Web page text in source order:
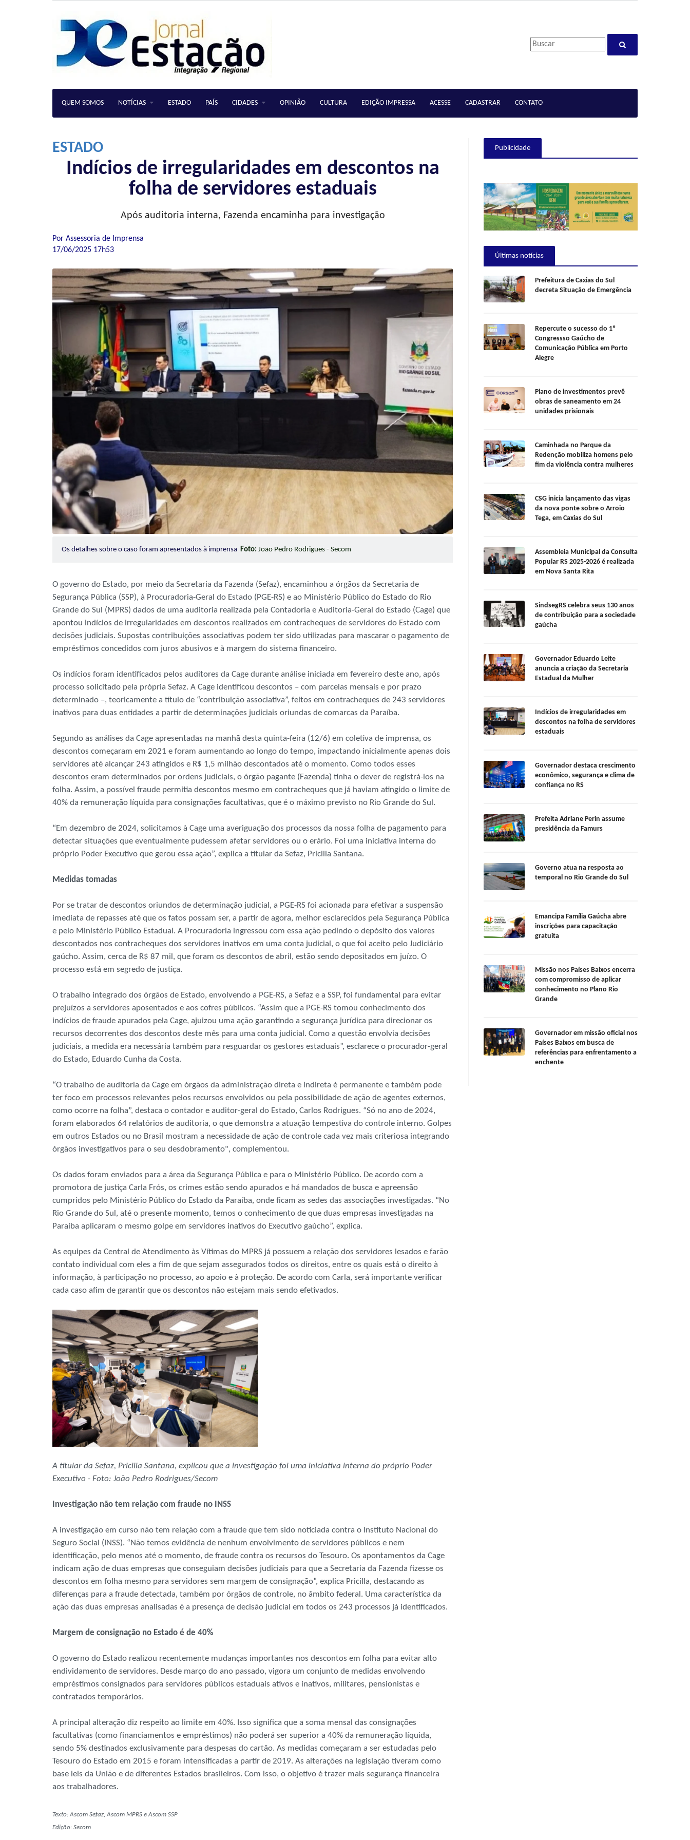
QUEM SOMOS NOTÍCIAS ESTADO PAÍS CIDADES OPINIÃO CULTURA EDIÇÃO IMPRESSA ACESSE CADASTRAR CONTATO
ESTADO
Indícios de irregularidades em descontos na
folha de servidores estaduais
Após auditoria interna, Fazenda encaminha para investigação
Por Assessoria de Imprensa
17/06/2025 17h53
Os detalhes sobre o caso foram apresentados à imprensa Foto: João Pedro Rodrigues - Secom
O governo do Estado, por meio da Secretaria da Fazenda (Sefaz), encaminhou a órgãos da Secretaria de
Segurança Pública (SSP), à Procuradoria-Geral do Estado (PGE-RS) e ao Ministério Público do Estado do Rio
Grande do Sul (MPRS) dados de uma auditoria realizada pela Contadoria e Auditoria-Geral do Estado (Cage) que
apontou indícios de irregularidades em descontos realizados em contracheques de servidores do Estado com
decisões judiciais. Supostas contribuições associativas podem ter sido utilizadas para mascarar o pagamento de
empréstimos concedidos com juros abusivos e à margem do sistema financeiro.
Os indícios foram identificados pelos auditores da Cage durante análise iniciada em fevereiro deste ano, após
processo solicitado pela própria Sefaz. A Cage identificou descontos – com parcelas mensais e por prazo
determinado –, teoricamente a título de “contribuição associativa”, feitos em contracheques de 243 servidores
inativos para duas entidades a partir de determinações judiciais oriundas de comarcas da Paraíba.
Segundo as análises da Cage apresentadas na manhã desta quinta-feira (12/6) em coletiva de imprensa, os
descontos começaram em 2021 e foram aumentando ao longo do tempo, impactando inicialmente apenas dois
servidores até alcançar 243 atingidos e R$ 1,5 milhão descontados até o momento. Como todos esses
descontos eram determinados por ordens judiciais, o órgão pagante (Fazenda) tinha o dever de registrá-los na
folha. Assim, a possível fraude permitia descontos mesmo em contracheques que já haviam atingido o limite de
40% da remuneração líquida para consignações facultativas, que é o máximo previsto no Rio Grande do Sul.
“Em dezembro de 2024, solicitamos à Cage uma averiguação dos processos da nossa folha de pagamento para
detectar situações que eventualmente pudessem afetar servidores ou o erário. Foi uma iniciativa interna do
próprio Poder Executivo que gerou essa ação”, explica a titular da Sefaz, Pricilla Santana.
Medidas tomadas
Por se tratar de descontos oriundos de determinação judicial, a PGE-RS foi acionada para efetivar a suspensão
imediata de repasses até que os fatos possam ser, a partir de agora, melhor esclarecidos pela Segurança Pública
e pelo Ministério Público Estadual. A Procuradoria ingressou com essa ação pedindo o depósito dos valores
descontados nos contracheques dos servidores inativos em uma conta judicial, o que foi aceito pelo Judiciário
gaúcho. Assim, cerca de R$ 87 mil, que foram os descontos de abril, estão sendo depositados em juízo. O
processo está em segredo de justiça.
O trabalho integrado dos órgãos de Estado, envolvendo a PGE-RS, a Sefaz e a SSP, foi fundamental para evitar
prejuízos a servidores aposentados e aos cofres públicos. “Assim que a PGE-RS tomou conhecimento dos
indícios de fraude apurados pela Cage, ajuizou uma ação garantindo a segurança jurídica para direcionar os
recursos decorrentes dos descontos deste mês para uma conta judicial. Como a questão envolvia decisões
judiciais, a medida era necessária também para resguardar os gestores estaduais”, esclarece o procurador-geral
do Estado, Eduardo Cunha da Costa.
“O trabalho de auditoria da Cage em órgãos da administração direta e indireta é permanente e também pode
ter foco em processos relevantes pelos recursos envolvidos ou pela possibilidade de ação de agentes externos,
como ocorre na folha”, destaca o contador e auditor-geral do Estado, Carlos Rodrigues. “Só no ano de 2024,
foram elaborados 64 relatórios de auditoria, o que demonstra a atuação tempestiva do controle interno. Golpes
em outros Estados ou no Brasil mostram a necessidade de ação de controle cada vez mais criteriosa integrando
órgãos investigativos para o seu desdobramento", complementou.
Os dados foram enviados para a área da Segurança Pública e para o Ministério Público. De acordo com a
promotora de justiça Carla Frós, os crimes estão sendo apurados e há mandados de busca e apreensão
cumpridos pelo Ministério Público do Estado da Paraíba, onde ficam as sedes das associações investigadas. “No
Rio Grande do Sul, até o presente momento, temos o conhecimento de que duas empresas investigadas na
Paraíba aplicaram o mesmo golpe em servidores inativos do Executivo gaúcho”, explica.
As equipes da Central de Atendimento às Vítimas do MPRS já possuem a relação dos servidores lesados e farão
contato individual com eles a fim de que sejam assegurados todos os direitos, entre os quais está o direito à
informação, à participação no processo, ao apoio e à proteção. De acordo com Carla, será importante verificar
cada caso afim de garantir que os descontos não estejam mais sendo efetivados.
A titular da Sefaz, Pricilla Santana, explicou que a investigação foi uma iniciativa interna do próprio Poder
Executivo - Foto: João Pedro Rodrigues/Secom
Investigação não tem relação com fraude no INSS
A investigação em curso não tem relação com a fraude que tem sido noticiada contra o Instituto Nacional do
Seguro Social (INSS). “Não temos evidência de nenhum envolvimento de servidores públicos e nem
identificação, pelo menos até o momento, de fraude contra os recursos do Tesouro. Os apontamentos da Cage
indicam ação de duas empresas que conseguiam decisões judiciais para que a Secretaria da Fazenda fizesse os
descontos em folha mesmo para servidores sem margem de consignação”, explica Pricilla, destacando as
diferenças para a fraude detectada, também por órgãos de controle, no âmbito federal. Uma característica da
ação das duas empresas analisadas é a presença de decisão judicial em todos os 243 processos já identificados.
Margem de consignação no Estado é de 40%
O governo do Estado realizou recentemente mudanças importantes nos descontos em folha para evitar alto
endividamento de servidores. Desde março do ano passado, vigora um conjunto de medidas envolvendo
empréstimos consignados para servidores públicos estaduais ativos e inativos, militares, pensionistas e
contratados temporários.
A principal alteração diz respeito ao limite em 40%. Isso significa que a soma mensal das consignações
facultativas (como financiamentos e empréstimos) não poderá ser superior a 40% da remuneração líquida,
sendo 5% destinados exclusivamente para despesas do cartão. As medidas começaram a ser estudadas pelo
Tesouro do Estado em 2015 e foram intensificadas a partir de 2019. As alterações na legislação tiveram como
base leis da União e de diferentes Estados brasileiros. Com isso, o objetivo é trazer mais segurança financeira
aos trabalhadores.
Texto: Ascom Sefaz, Ascom MPRS e Ascom SSP
Edição: Secom
Publicidade
Últimas notícias
Prefeitura de Caxias do Sul
decreta Situação de Emergência
Repercute o sucesso do 1º
Congressso Gaúcho de
Comunicação Pública em Porto
Alegre
Plano de investimentos prevê
obras de saneamento em 24
unidades prisionais
Caminhada no Parque da
Redenção mobiliza homens pelo
fim da violência contra mulheres
CSG inicia lançamento das vigas
da nova ponte sobre o Arroio
Tega, em Caxias do Sul
Assembleia Municipal da Consulta
Popular RS 2025-2026 é realizada
em Nova Santa Rita
SindsegRS celebra seus 130 anos
de contribuição para a sociedade
gaúcha
Governador Eduardo Leite
anuncia a criação da Secretaria
Estadual da Mulher
Indícios de irregularidades em
descontos na folha de servidores
estaduais
Governador destaca crescimento
econômico, segurança e clima de
confiança no RS
Prefeita Adriane Perin assume
presidência da Famurs
Governo atua na resposta ao
temporal no Rio Grande do Sul
Emancipa Família Gaúcha abre
inscrições para capacitação
gratuita
Missão nos Países Baixos encerra
com compromisso de aplicar
conhecimento no Plano Rio
Grande
Governador em missão oficial nos
Países Baixos em busca de
referências para enfrentamento a
enchente